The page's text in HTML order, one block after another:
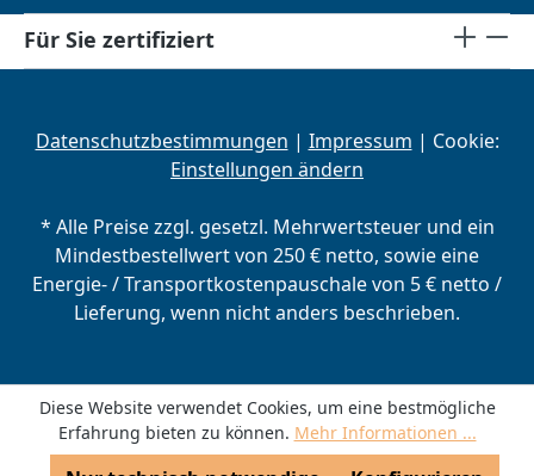
Für Sie zertifiziert
Datenschutzbestimmungen | Impressum | Cookie:
Einstellungen ändern
* Alle Preise zzgl. gesetzl. Mehrwertsteuer und ein
Mindestbestellwert von 250 € netto, sowie eine
Energie- / Transportkostenpauschale von 5 € netto /
Lieferung, wenn nicht anders beschrieben.
Diese Website verwendet Cookies, um eine bestmögliche
Erfahrung bieten zu können. Mehr Informationen ...